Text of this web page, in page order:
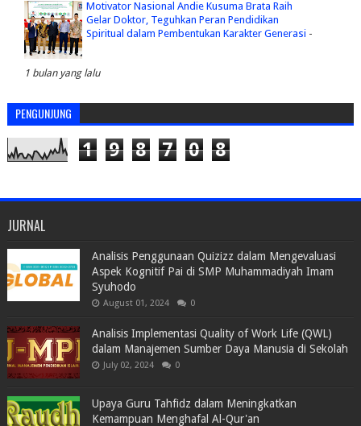
Motivator Nasional Andie Kusuma Brata Raih
Gelar Doktor, Teguhkan Peran Pendidikan
Spiritual dalam Pembentukan Karakter Generasi -
1 bulan yang lalu
PENGUNJUNG
1 9 8 7 0 8
JURNAL
Analisis Penggunaan Quizizz dalam Mengevaluasi
Aspek Kognitif Pai di SMP Muhammadiyah Imam
Syuhodo
August 01, 2024 0
Analisis Implementasi Quality of Work Life (QWL)
dalam Manajemen Sumber Daya Manusia di Sekolah
July 02, 2024 0
Upaya Guru Tahfidz dalam Meningkatkan
Kemampuan Menghafal Al-Qur'an